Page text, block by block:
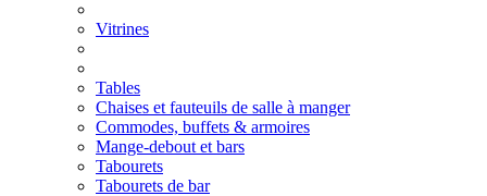
Vitrines
Tables
Chaises et fauteuils de salle à manger
Commodes, buffets & armoires
Mange-debout et bars
Tabourets
Tabourets de bar